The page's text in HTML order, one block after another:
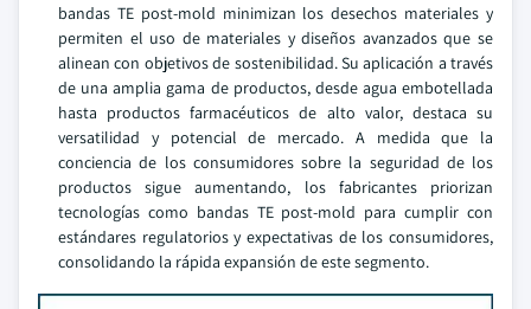
bandas TE post-mold minimizan los desechos materiales y
permiten el uso de materiales y diseños avanzados que se
alinean con objetivos de sostenibilidad. Su aplicación a través
de una amplia gama de productos, desde agua embotellada
hasta productos farmacéuticos de alto valor, destaca su
versatilidad y potencial de mercado. A medida que la
conciencia de los consumidores sobre la seguridad de los
productos sigue aumentando, los fabricantes priorizan
tecnologías como bandas TE post-mold para cumplir con
estándares regulatorios y expectativas de los consumidores,
consolidando la rápida expansión de este segmento.